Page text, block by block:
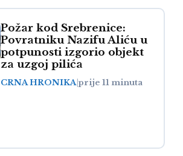
Požar kod Srebrenice:
Povratniku Nazifu Aliću u
potpunosti izgorio objekt
za uzgoj pilića
CRNA HRONIKAprije 11 minuta